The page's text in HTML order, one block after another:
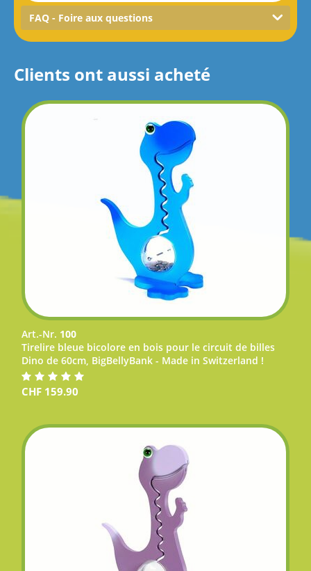
FAQ - Foire aux questions
Clients ont aussi acheté
Art.-Nr. 100
Tirelire bleue bicolore en bois pour le circuit de billes
Dino de 60cm, BigBellyBank - Made in Switzerland !
CHF 159.90